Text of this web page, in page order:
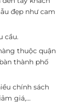
đẹp như cam
cầu.
thuộc quận
thành phố
chính sách
giá,…